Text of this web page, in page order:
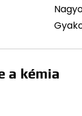
a kémia